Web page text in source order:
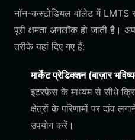
नॉन-कस्टोडियल वॉलेट में LMTS
पूरी क्षमता अनलॉक हो जाती है।
तरीके यहां दिए गए हैं:
मार्केट प्रेडिक्शन (बाज़ार
इंटरफ़ेस के माध्यम से सीधे
क्षेत्रों के परिणामों पर दांव
उपयोग करें।